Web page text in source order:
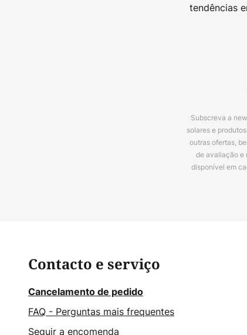
tendências
Subscreva a
solares e
outras ofertas,
de avaliação e
disponível em
Contacto e serviço
Cancelamento de pedido
FAQ - Perguntas mais frequentes
Seguir a encomenda